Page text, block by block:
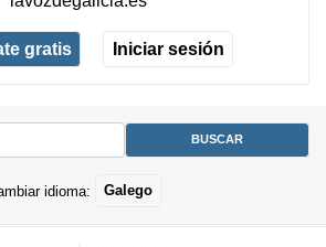
gratis Iniciar sesión
idioma: Galego